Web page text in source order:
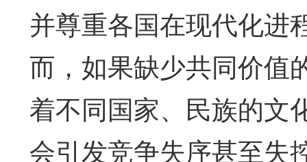
并尊重各国在现代化进
而，如果缺少共同价值
着不同国家、民族的文
会引发竞争失序甚至失